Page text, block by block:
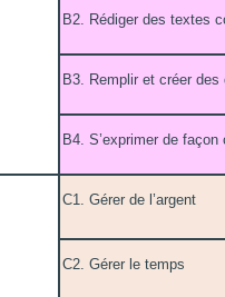
B2. Rédiger des textes
B3. Remplir et créer des
B4. S’exprimer de façon
C1. Gérer de l’argent
C2. Gérer le temps